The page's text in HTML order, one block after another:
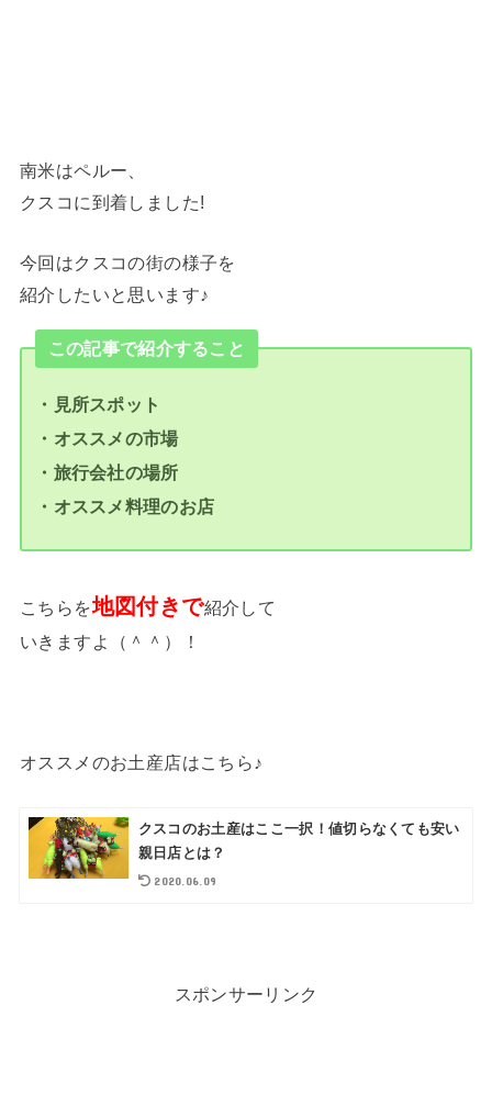
南米はペルー、
クスコに到着しました!
今回はクスコの街の様子を
紹介したいと思います♪
この記事で紹介すること
・見所スポット
・オススメの市場
・旅行会社の場所
・オススメ料理のお店
こちらを地図付きで紹介して
いきますよ（＾＾）！
オススメのお土産店はこちら♪
クスコのお土産はここ一択！値切らなくても安い
親日店とは？
2020.06.09
スポンサーリンク